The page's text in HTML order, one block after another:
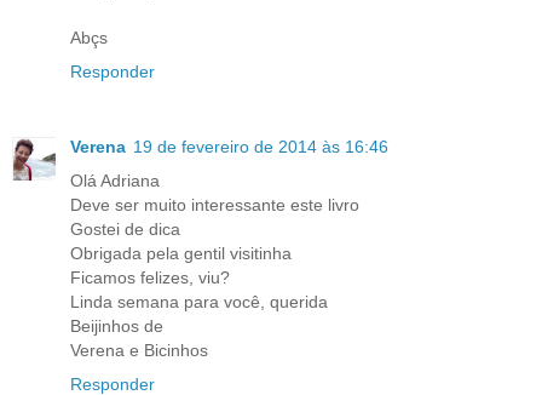
Abçs
Responder
Verena 19 de fevereiro de 2014 às 16:46
Olá Adriana
Deve ser muito interessante este livro
Gostei de dica
Obrigada pela gentil visitinha
Ficamos felizes, viu?
Linda semana para você, querida
Beijinhos de
Verena e Bicinhos
Responder